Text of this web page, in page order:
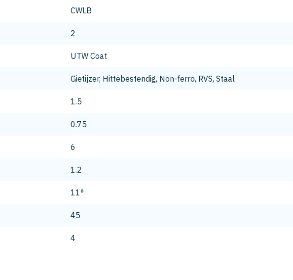
CWLB
2
UTW Coat
Gietijzer, Hittebestendig, Non-ferro, RVS, Staal
1.5
0.75
6
1.2
11°
45
4